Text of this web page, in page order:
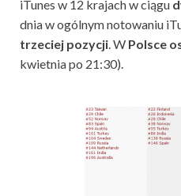
iTunes w 12 krajach w ciągu
dnia w ogólnym notowaniu
trzeciej pozycji. W Polsce
kwietnia po 21:30).